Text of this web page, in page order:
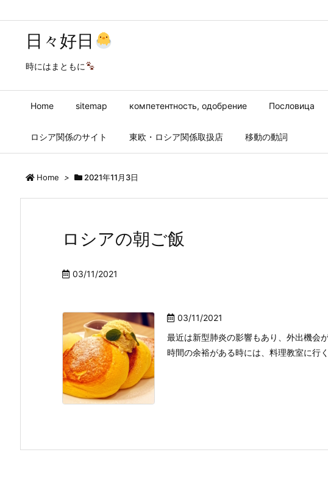
日々好日
時にはまともに
Home sitemap компетентность, одобрение Пословица
ロシア関係のサイト 東欧・ロシア関係取扱店 移動の動詞
Home > 2021年11月3日
ロシアの朝ご飯
03/11/2021
03/11/2021
最近は新型肺炎の影響もあり、外出機会
時間の余裕がある時には、料理教室に行